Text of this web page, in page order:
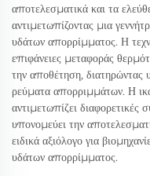
αποτελεσματικά και τα
αντιμετωπίζοντας μια
υδάτων απορρίμματος. Η
επιφάνειες μεταφοράς
την αποθέτηση,
ρεύματα απορριμμάτων. Η
αντιμετωπίζει διαφορετικές
υπονομεύει την
ειδικά αξιόλογο για
υδάτων απορρίμματος.